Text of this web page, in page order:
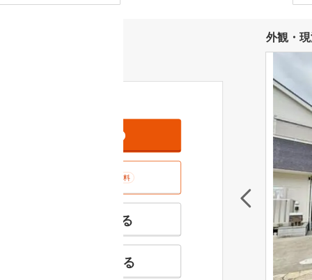
外観・
無料
特徴の似た物件を見る
お気に入りに追加する